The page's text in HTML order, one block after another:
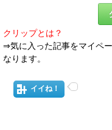
クリップとは？
⇒気に入った記事をマイペ
なります。
イイね！